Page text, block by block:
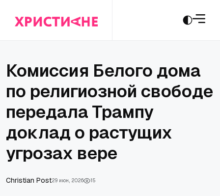
Комиссия Белого дома
по религиозной свободе
передала Трампу
доклад о растущих
угрозах вере
Сhristian Post29 июн., 2026 15